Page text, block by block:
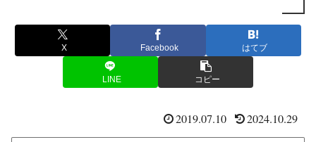
X Facebook はてブ
LINE コピー
2019.07.10 2024.10.29